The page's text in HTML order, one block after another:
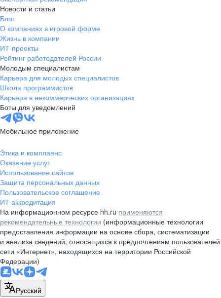
Новосибирск
ул. Большевистская, д. 35,
помещение 21
+7 383 207-94-64
pr@nsk.hh.ru
Минск
пр-т Дзержинского, д. 57,
10 этаж, помещение 45-1
pr@rabota.by
Алматы
пр. Абая, д. 151, БЦ Алатау,
12 этаж, офис 1209
+7 727 232-13-13
pr@headhunter.com.kz
Новости и статьи
Блог
О компаниях в игровой форме
Жизнь в компании
ИТ-проекты
Рейтинг работодателей России
Молодым специалистам
Карьера для молодых специалистов
Школа программистов
Карьера в некоммерческих организациях
Боты для уведомлений
Мобильное приложение
Этика и комплаенс
Оказание услуг
Использование сайтов
Защита персональных данных
Пользовательское соглашение
ИТ аккредитация
На информационном ресурсе hh.ru применяются
рекомендательные технологии (информационные технологии
предоставления информации на основе сбора, систематизации
и анализа сведений, относящихся к предпочтениям пользователей
сети «Интернет», находящихся на территории Российской
Федерации)
Русский